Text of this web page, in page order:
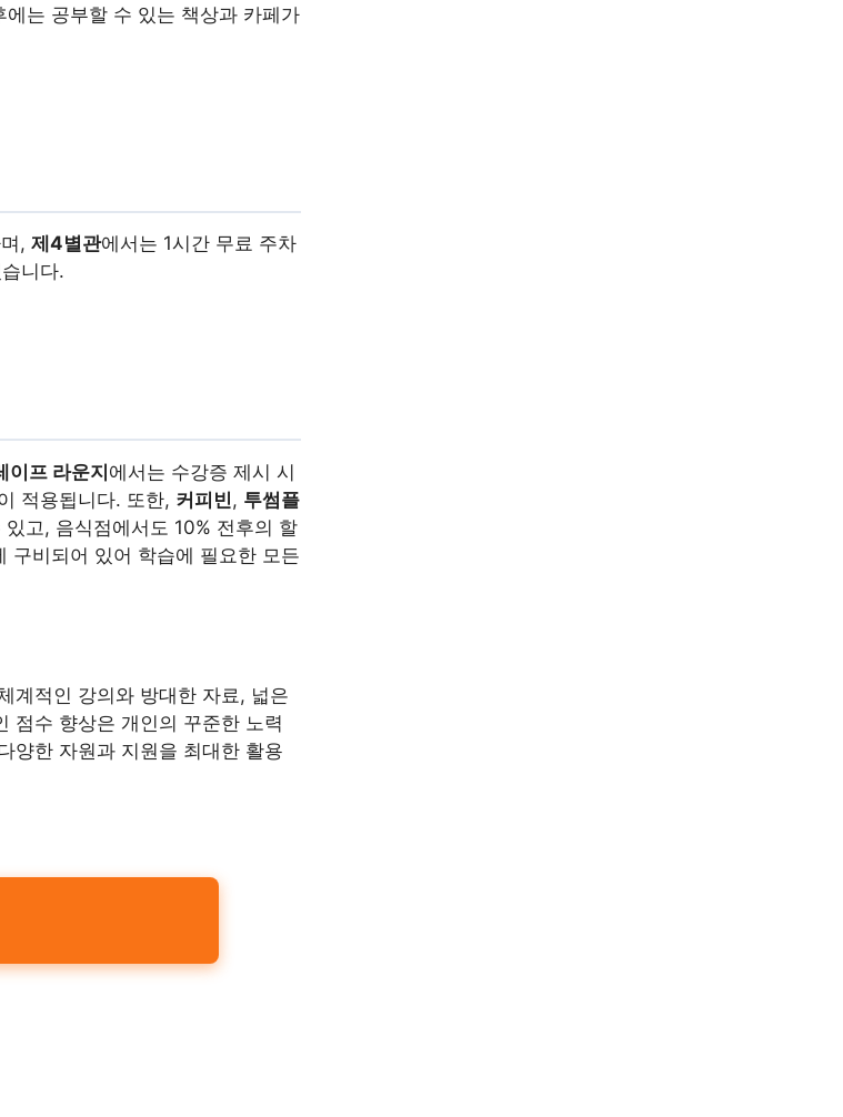
는 공부할 수 있는 책상과 카페가
, 제4별관에서는 1시간 무료 주차
니다.
이프 라운지에서는 수강증 제시 시
적용됩니다. 또한, 커피빈, 투썸플
고, 음식점에서도 10% 전후의 할
구비되어 있어 학습에 필요한 모든
계적인 강의와 방대한 자료, 넓은
점수 향상은 개인의 꾸준한 노력
양한 자원과 지원을 최대한 활용